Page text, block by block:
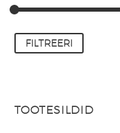
Minimaalne
hind
Maksimaalne
hind
FILTREERI
TOOTESILDID